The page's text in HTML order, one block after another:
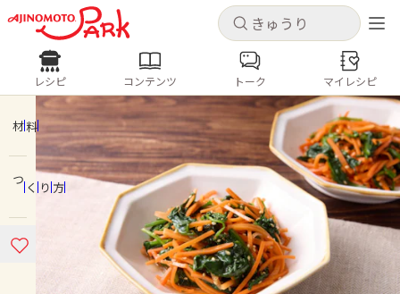
キャンセル
ログインするとレシピを保存できます
ログイン 新規登録
ホーム
コンテンツ
キャンセル
レシピ コンテンツ
人気の食材・レシピ
きゅうり なす トマト
とうもろこし
ピーマン
みょうが ゴーヤ
レシピ コンテンツ トーク マイレシピ
材料
つくり方